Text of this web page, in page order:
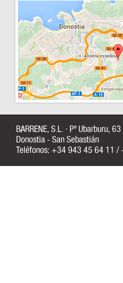
BARRENE, S.L. · Pº Ubarburu,
Donostia - San Sebastián
Teléfonos: +34 943 45 64 11